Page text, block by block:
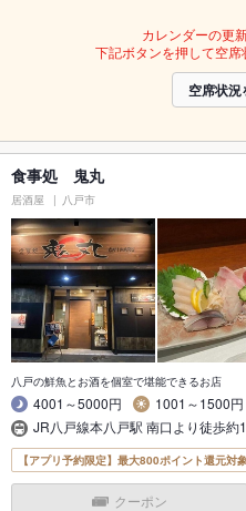
カレンダーの更
下記ボタンを押して空席
空席状況
食事処 鬼丸
居酒屋 八戸市
八戸の鮮魚とお酒を個室で堪能できるお店
4001～5000円
1001～1500円
JR八戸線本八戸駅 南口より徒歩約
【アプリ予約限定】最大800ポイント還元対
クーポン